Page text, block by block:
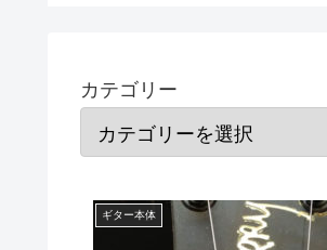
カテゴリー
ギター本体